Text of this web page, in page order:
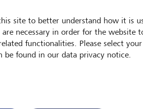
vielleicht schützt er uns davor,
Fashioning zu verlieren.
Stil muss man haben, Mode
es.
Das ist ganz richtig. Stil
auch mal aus der Rolle zu
site to better understand how it is
necessary in order for the website
functionalities. Please select
found in our data privacy notice.